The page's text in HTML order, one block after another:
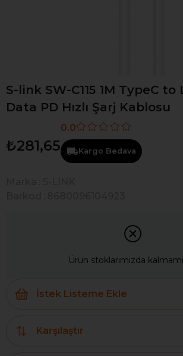
S-link SW-C115 1M TypeC
Data PD Hızlı Şarj Kablosu
₺281,65
0.0
Kargo Bedava
Ürün stoklarımızda
İstek Listeme Ekle
Karşılaştır